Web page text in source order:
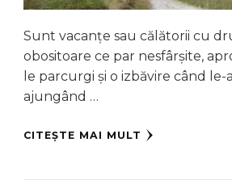
Sunt vacanțe sau călătorii cu
obositoare ce par nesfârșite,
le parcurgi și o izbăvire când le-
ajungând …
CITEȘTE MAI MULT